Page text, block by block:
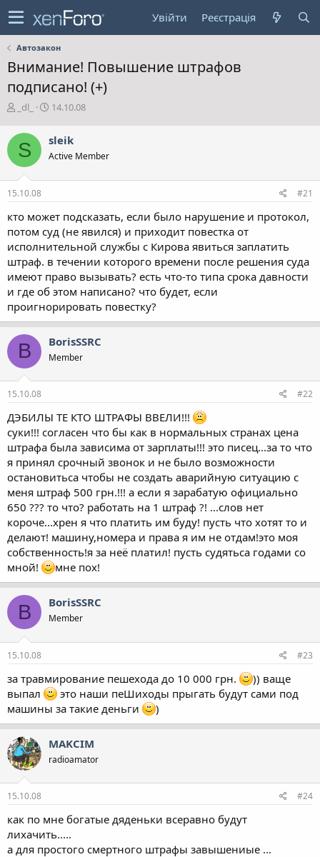
Увійти Реєстрація
Автозакон
Внимание! Повышение штрафов
подписано! (+)
т
о
р
т
е
м
_dl_
Д
а
с
в
е
н
н
я
14.10.08
S sleik
Active Member
15.10.08 #21
кто может подсказать, если было нарушение и протокол,
потом суд (не явился) и приходит повестка от
исполнительной службы с Кирова явиться заплатить
штраф. в течении которого времени после решения суда
имеют право вызывать? есть что-то типа срока давности
и где об этом написано? что будет, если
проигнорировать повестку?
B BorisSSRC
Member
15.10.08 #22
ДЭБИЛЫ ТЕ КТО ШТРАФЫ ВВЕЛИ!!!
суки!!! согласен что бы как в нормальных странах цена
штрафа была зависима от зарплаты!!! это писец...за то что
я принял срочный звонок и не было возможности
остановитьса чтобы не создать аварийную ситуацию с
меня штраф 500 грн.!!! а если я зарабатую официально
650 ??? то что? работать на 1 штраф ?! ...слов нет
короче...хрен я что платить им буду! пусть что хотят то и
делают! машину,номера и права я им не отдам!это моя
собственность!я за неё платил! пусть судятьса годами со
мной!
мне пох!
B BorisSSRC
Member
15.10.08 #23
за травмирование пешехода до 10 000 грн.
)) ваще
выпал
это наши пеШиходы прыгать будут сами под
машины за такие деньги
)
MAKCIM
radioamator
15.10.08 #24
как по мне богатые дяденьки всеравно будут
лихачить.....
а для простого смертного штрафы завышениые ...